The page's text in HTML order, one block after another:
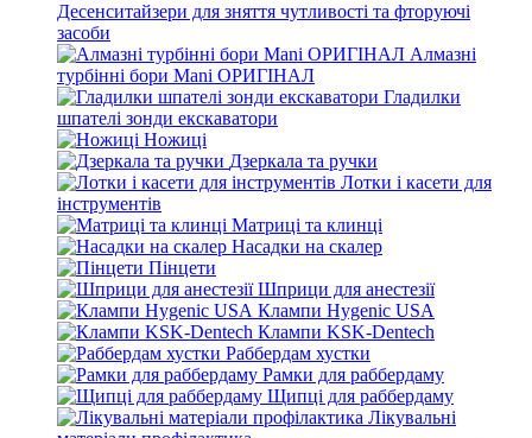
Десенситайзери для зняття чутливості та фторуючі
засоби
Алмазні
турбінні бори Mani ОРИГІНАЛ
Гладилки
шпателі зонди екскаватори
Ножиці
Дзеркала та ручки
Лотки і касети для
інструментів
Матриці та клинці
Насадки на скалер
Пінцети
Шприци для анестезії
Клампи Hygenic USA
Клампи KSK-Dentech
Раббердам хустки
Рамки для раббердаму
Щипці для раббердаму
Лікувальні